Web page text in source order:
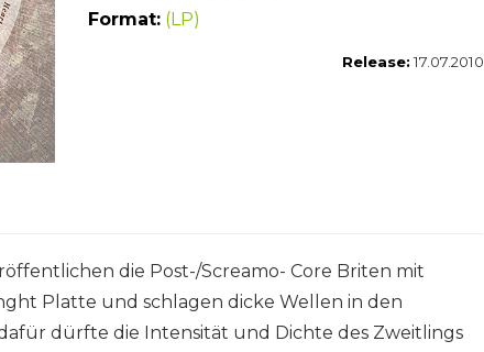
Format: (LP)
Release:17.07.2010
die Post-/Screamo- Core Briten mit
Platte und schlagen dicke Wellen in den
dürfte die Intensität und Dichte des Zweitlings